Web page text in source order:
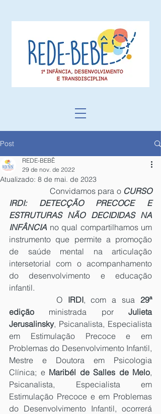
Post
REDE-BEBÊ
29 de nov. de 2022
Atualizado: 8 de mai. de 2023
Convidamos para o CURSO
IRDI: DETECÇÃO PRECOCE E
ESTRUTURAS NÃO DECIDIDAS NA
INFÂNCIA no qual compartilhamos um
instrumento que permite a promoção
de saúde mental na articulação
intersetorial com o acompanhamento
do desenvolvimento e educação
infantil.
		O
IRDI, com a sua 29ª
edição ministrada por Julieta
Jerusalinsky, Psicanalista, Especialista
em Estimulação Precoce e em
Problemas do Desenvolvimento Infantil,
Mestre e Doutora em Psicologia
Clínica; e Maribél de Salles de Melo,
Psicanalista, Especialista em
Estimulação Precoce e em Problemas
do Desenvolvimento Infantil, ocorrerá